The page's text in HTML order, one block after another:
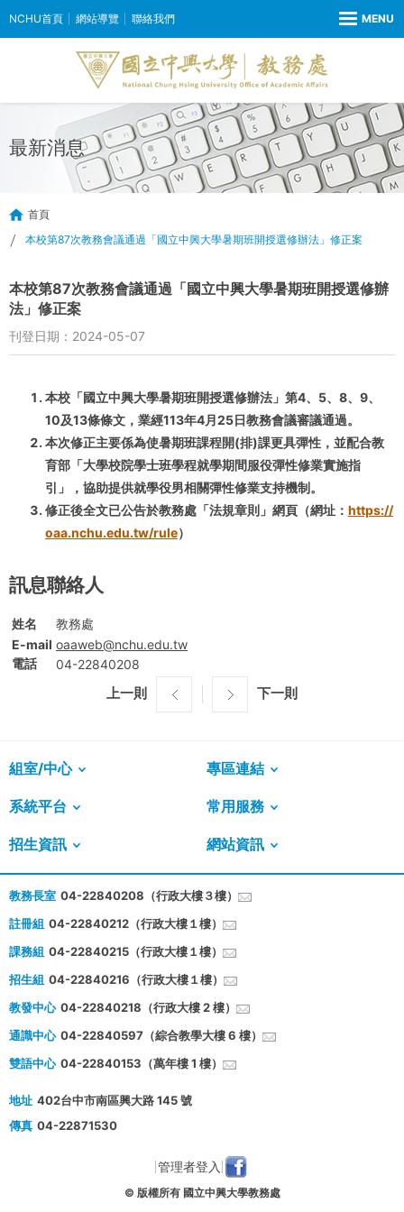
NCHU首頁 網站導覽 聯絡我們
最新消息
首頁
本校第87次教務會議通過「國立中興大學暑期班開授選修辦法」修正案
本校第87次教務會議通過「國立中興大學暑期班開授選修辦
法」修正案
刊登日期：2024-05-07
本校「國立中興大學暑期班開授選修辦法」第4、5、8、9、
10及13條條文，業經113年4月25日教務會議審議通過。
本次修正主要係為使暑期班課程開(排)課更具彈性，並配合教
育部「大學校院學士班學程就學期間服役彈性修業實施指
引」，協助提供就學役男相關彈性修業支持機制。
修正後全文已公告於教務處「法規章則」網頁（網址： https://
oaa.nchu.edu.tw/rule）
訊息聯絡人
姓名
教務處
E-mail oaaweb@nchu.edu.tw
電話
04-22840208
上一則 下一則
組室/中心 專區連結
系統平台 常用服務
招生資訊 網站資訊
教務長室 04-22840208（行政大樓３樓）
註冊組 04-22840212（行政大樓１樓）
課務組 04-22840215（行政大樓１樓）
招生組 04-22840216（行政大樓１樓）
教發中心 04-22840218（行政大樓 2 樓）
通識中心 04-22840597（綜合教學大樓 6 樓）
雙語中心 04-22840153（萬年樓 1 樓）
地址 402台中市南區興大路 145 號
傳真 04-22871530
管理者登入
© 版權所有 國立中興大學教務處